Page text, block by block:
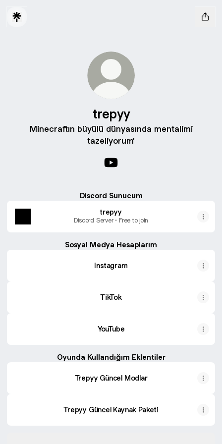
trepyy
Minecraftın büyülü dünyasında mentalimi
tazeliyorum'
Discord Sunucum
trepyy
Discord Server • Free to join
Sosyal Medya Hesaplarım
Instagram
TikTok
YouTube
Oyunda Kullandığım Eklentiler
Trepyy Güncel Modlar
Trepyy Güncel Kaynak Paketi